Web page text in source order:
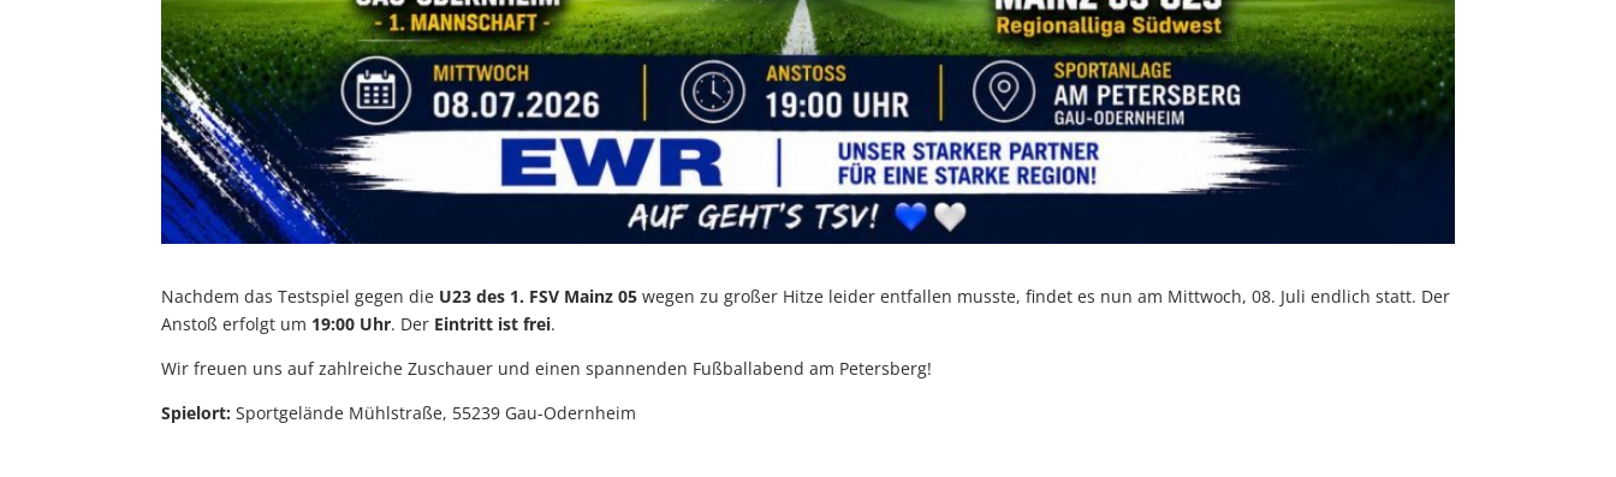
Nachdem das Testspiel gegen die U23 des 1. FSV Mainz 05wegen zu großer Hitze leider entfallen musste, findet es nun am Mittwoch, 08. Juli endlich statt. Der
Anstoß erfolgt um 19:00 Uhr. Der Eintritt ist frei.
Wir freuen uns auf zahlreiche Zuschauer und einen spannenden Fußballabend am Petersberg!
Spielort: Sportgelände Mühlstraße, 55239 Gau-Odernheim